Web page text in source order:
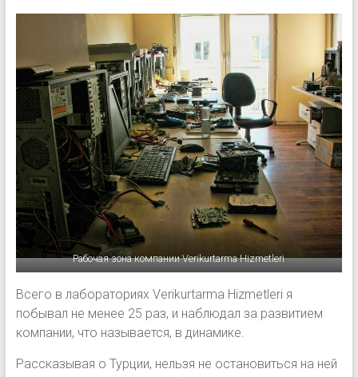
Рабочая зона компании Verikurtarma Hizmetleri
Всего в лабораториях Verikurtarma Hizmetleri я
побывал не менее 25 раз, и наблюдал за развитием
компании, что называется, в динамике.
Рассказывая о Турции, нельзя не остановиться на ней